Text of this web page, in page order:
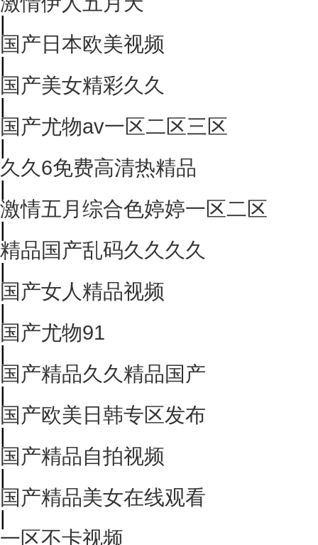
|
国产日本欧美视频
|
国产美女精彩久久
|
国产尤物av一区二区三区
|
久久6免费高清热精品
|
激情五月综合色婷婷一区二区
|
精品国产乱码久久久久
|
国产女人精品视频
|
国产尤物91
|
国产精品久久精品国产
|
国产欧美日韩专区发布
|
国产精品自拍视频
|
国产精品美女在线观看
|
一区不卡视频